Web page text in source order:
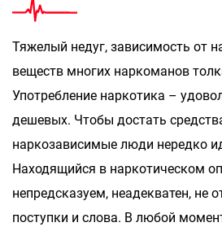
Тяжелый недуг, зависимость от
веществ многих наркоманов
Употребление наркотика –
дешевых. Чтобы достать
наркозависимые люди нередко
Находящийся в наркотическом
непредсказуем, неадекватен, не
поступки и слова. В любой